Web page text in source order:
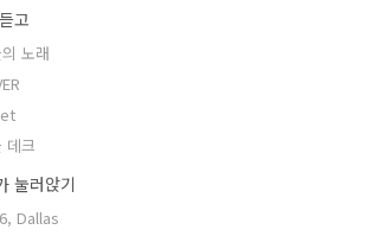
고
노래
데크
눌러앉기
Dallas